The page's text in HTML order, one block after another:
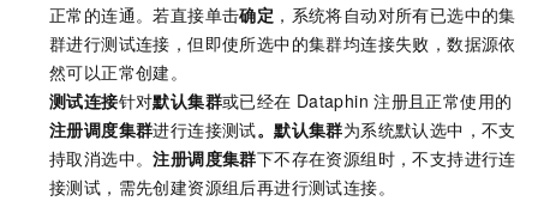
正常的连通。若直接单击确定 ，系统将自动对所有已选中的集
群进行测试连接，但即使所选中的集群均连接失败，数据源依
然可以正常创建。
测试连接针对默认集群或已经在 Dataphin 注册且正常使用的
注册调度集群进行连接测试。默认集群为系统默认选中，不支
持取消选中。注册调度集群下不存在资源组时，不支持进行连
接测试，需先创建资源组后再进行测试连接。